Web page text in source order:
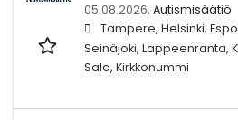
05.08.2026, Autismisäätiö
Tampere, Helsinki,
Seinäjoki, Lappeenranta,
Salo, Kirkkonummi